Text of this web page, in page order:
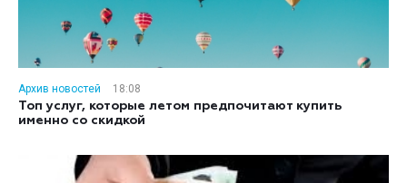
Архив новостей
18:08
Топ услуг, которые летом предпочитают купить
именно со скидкой